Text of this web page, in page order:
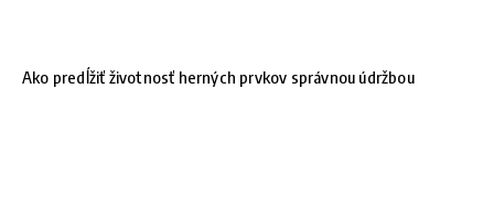
Ako predĺžiť životnosť herných prvkov správnou údržbou